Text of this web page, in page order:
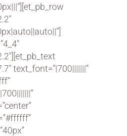
text_font=”|700|||||||”